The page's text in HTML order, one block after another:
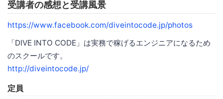
受講者の感想と受講風景
https://www.facebook.com/diveintocode.jp/photos
「DIVE INTO CODE」は実務で稼げるエンジニアになるため
のスクールです。
http://diveintocode.jp/
定員